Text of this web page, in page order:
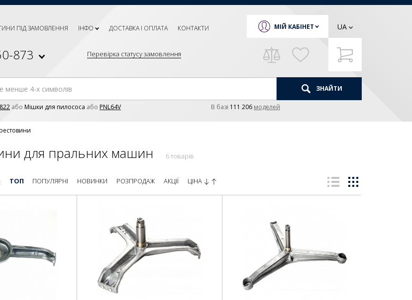
ПІД ЗАМОВЛЕННЯ ІНФО ДОСТАВКА І ОПЛАТА КОНТАКТИ
873 Перевірка статусу замовлення
МІЙ КАБІНЕТ UA
ЗНАЙТИ
або Мішки для пилососа або PNL64V В базi 111 206 моделей
для пральних машин 6 товарів
ТОП ПОПУЛЯРНІ НОВИНКИ РОЗПРОДАЖ АКЦІЇ ЦІНА